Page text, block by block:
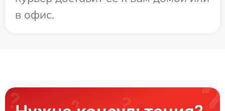
в офис.